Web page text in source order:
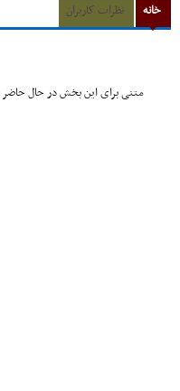
خانه نظرات کاربران
متنی برای این بخش در حال حاضر